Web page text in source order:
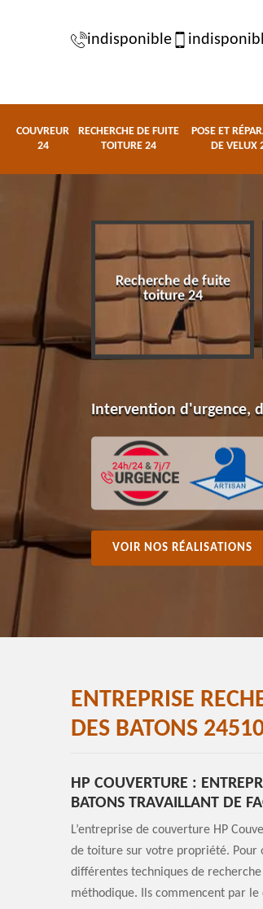
indisponible
COUVREUR
24
RECHERCHE DE FUITE
TOITURE 24
POSE ET
DE VELUX
Recherche de fuite
toiture 24
Intervention d'urgence,
VOIR NOS RÉALISATIONS
ENTREPRISE
DES BATONS
HP COUVERTURE :
BATONS TRAVAILLANT DE
L’entreprise de couverture HP
de toiture sur votre propriété. Pour
différentes techniques de
méthodique. Ils commencent par